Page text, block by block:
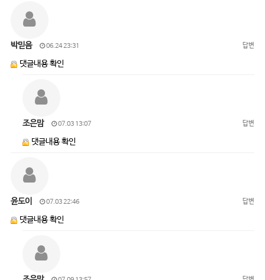
박믿음 06.24 23:31 답변
댓글내용 확인
조은맘 07.03 13:07 답변
댓글내용 확인
윤도이 07.03 22:46 답변
댓글내용 확인